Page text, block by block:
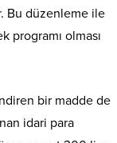
Bu düzenleme ile
programı olması
bir madde de
idari para